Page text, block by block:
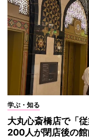
学ぶ・知る
大丸心斎橋店で「
200人が閉店後の